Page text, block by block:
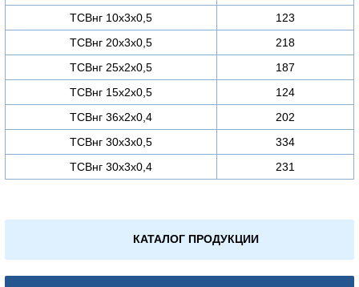
ТСВнг 10х3х0,5
123
ТСВнг 20х3х0,5
218
ТСВнг 25х2х0,5
187
ТСВнг 15х2х0,5
124
ТСВнг 36х2х0,4
202
ТСВнг 30х3х0,5
334
ТСВнг 30х3х0,4
231
КАТАЛОГ ПРОДУКЦИИ